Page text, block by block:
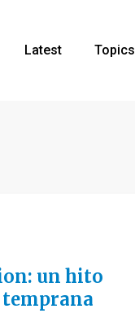
Latest Topics
un hito
temprana